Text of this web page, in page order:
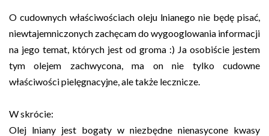
O cudownych właściwościach oleju lnianego nie będę pisać,
niewtajemniczonych zachęcam do wygooglowania informacji
na jego temat, których jest od groma :) Ja osobiście jestem
tym olejem zachwycona, ma on nie tylko cudowne
właściwości pielęgnacyjne, ale także lecznicze.
W skrócie:
Olej lniany jest bogaty w niezbędne nienasycone kwasy